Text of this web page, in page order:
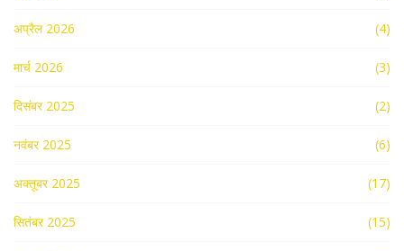
अप्रैल 2026 (4)
मार्च 2026 (3)
दिसंबर 2025 (2)
नवंबर 2025 (6)
अक्तूबर 2025 (17)
सितंबर 2025 (15)